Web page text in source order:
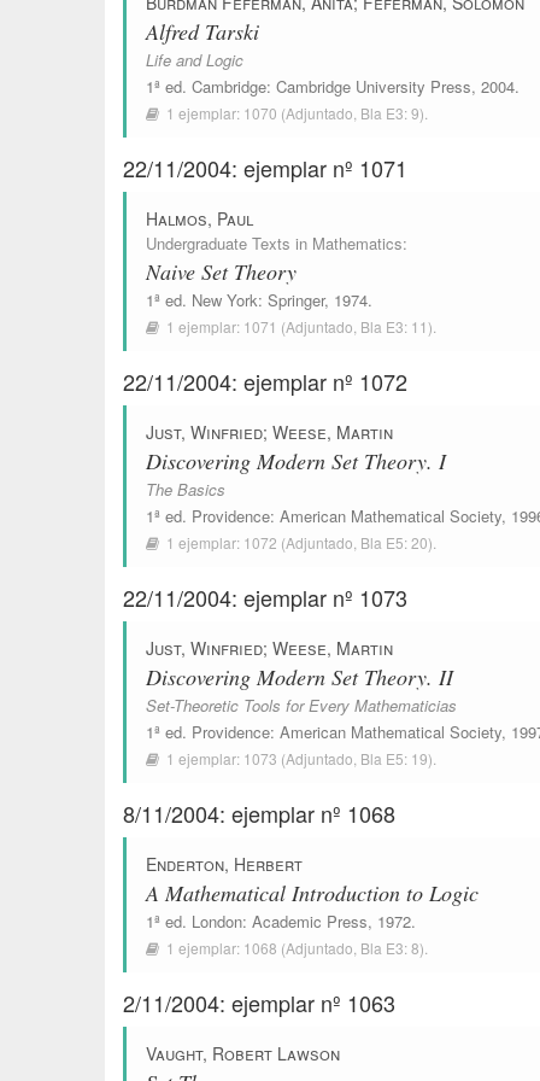
Alfred Tarski
Life and Logic
1ª ed. Cambridge: Cambridge University Press, 2004.
1 ejemplar: 1070 (Adjuntado, Bla E3: 9).
22/11/2004: ejemplar nº 1071
Halmos, Paul
Undergraduate Texts in Mathematics:
Naive Set Theory
1ª ed. New York: Springer, 1974.
1 ejemplar: 1071 (Adjuntado, Bla E3: 11).
22/11/2004: ejemplar nº 1072
Just, Winfried; Weese, Martin
Discovering Modern Set Theory. I
The Basics
1ª ed. Providence: American Mathematical Society,
1 ejemplar: 1072 (Adjuntado, Bla E5: 20).
22/11/2004: ejemplar nº 1073
Just, Winfried; Weese, Martin
Discovering Modern Set Theory. II
Set-Theoretic Tools for Every Mathematicias
1ª ed. Providence: American Mathematical Society,
1 ejemplar: 1073 (Adjuntado, Bla E5: 19).
8/11/2004: ejemplar nº 1068
Enderton, Herbert
A Mathematical Introduction to Logic
1ª ed. London: Academic Press, 1972.
1 ejemplar: 1068 (Adjuntado, Bla E3: 8).
2/11/2004: ejemplar nº 1063
Vaught, Robert Lawson